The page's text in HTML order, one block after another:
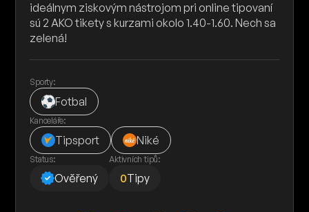
ideálnym ziskovým nástrojom pri online tipovaní
sú 2 AKO tikety s kurzami okolo 1.40-1.60. Nech sa
zelená!
Sporty:
Fotbal
Kanceláře:
Tipsport Niké
Status:
Ověřený
Aktivních tipů:
0Tipy